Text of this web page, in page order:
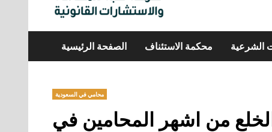
الصفحة الرئيسية محكمة الاستئناف الشرعية
محامي في السعودية
من اشهر المحامين في